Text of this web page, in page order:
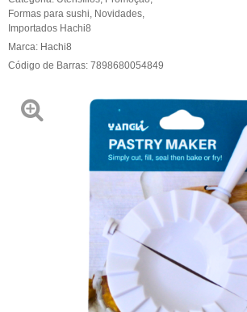
Formas para sushi Novidades
Importados Hachi8
Marca: Hachi8
Código de Barras: 7898680054849